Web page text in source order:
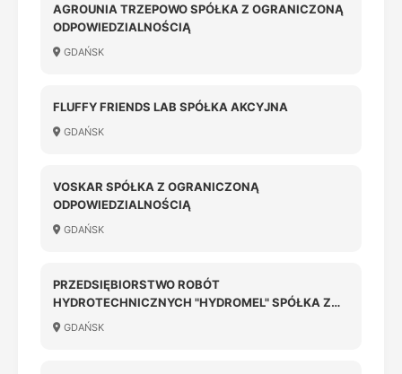
AGROUNIA TRZEPOWO SPÓŁKA Z OGRANICZONĄ
ODPOWIEDZIALNOŚCIĄ
GDAŃSK
FLUFFY FRIENDS LAB SPÓŁKA AKCYJNA
GDAŃSK
VOSKAR SPÓŁKA Z OGRANICZONĄ
ODPOWIEDZIALNOŚCIĄ
GDAŃSK
PRZEDSIĘBIORSTWO ROBÓT
HYDROTECHNICZNYCH "HYDROMEL" SPÓŁKA Z
OGRANICZONĄ ODPOWIEDZIALNOŚCIĄ W
GDAŃSK